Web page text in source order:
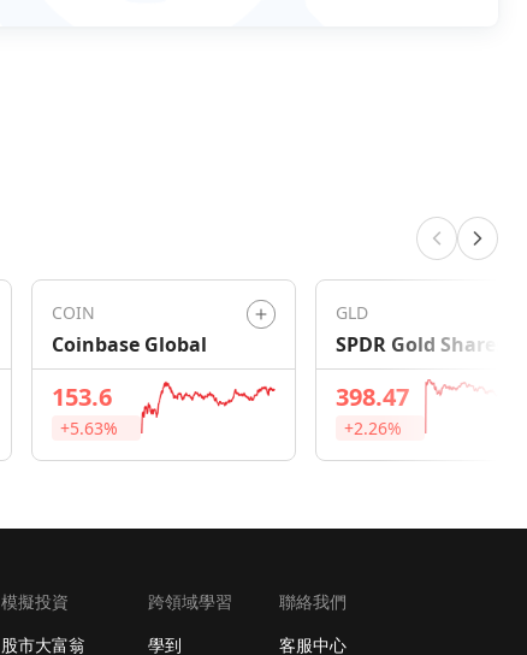
COIN
Coinbase Global
153.6
+5.63%
GLD
SPDR Gold Shares
398.47
+2.26%
模擬投資
股市大富翁
跨領域學習
學到
聯絡我們
客服中心